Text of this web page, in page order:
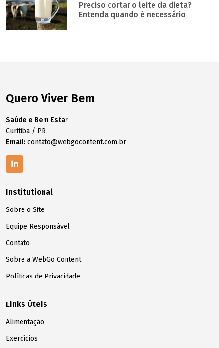
Preciso cortar o leite da dieta?
Entenda quando é necessário
Quero Viver Bem
Saúde e Bem Estar
Curitiba / PR
Email: contato@webgocontent.com.br
Institutional
Sobre o Site
Equipe Responsável
Contato
Sobre a WebGo Content
Políticas de Privacidade
Links Úteis
Alimentação
Exercícios